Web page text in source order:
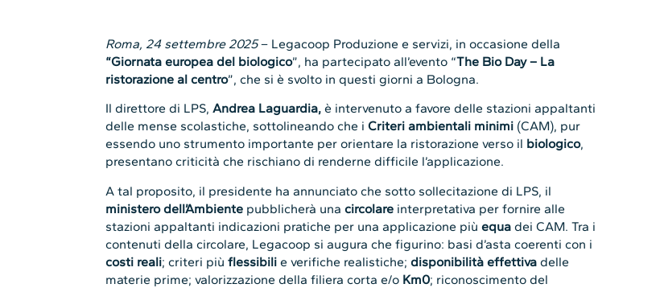
Roma, 24 settembre 2025– Legacoop Produzione e servizi, in occasione della
“Giornata europea del biologico”, ha partecipato all’evento “The Bio Day – La
ristorazione al centro”, che si è svolto in questi giorni a Bologna.
Il direttore di LPS,Andrea Laguardia, è intervenuto a favore delle stazioni appaltanti
delle mense scolastiche, sottolineando che iCriteri ambientali minimi (CAM), pur
essendo uno strumento importante per orientare la ristorazione verso il biologico,
presentano criticità che rischiano di renderne difficile l’applicazione.
A tal proposito, il presidente ha annunciato che sotto sollecitazione di LPS, il
ministero dell’Ambiente pubblicherà unacircolare interpretativa per fornire alle
stazioni appaltanti indicazioni pratiche per una applicazione piùequa dei CAM. Tra i
contenuti della circolare, Legacoop si augura che figurino: basi d’asta coerenti con i
costi reali; criteri piùflessibili e verifiche realistiche; disponibilità effettiva delle
materie prime; valorizzazione della filiera corta e/o Km0; riconoscimento del